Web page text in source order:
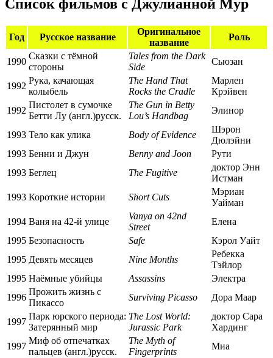
Список фильмов с Джулианной Мур
Год Русское название
Оригинальное
название
Роль
1990
Сказки с тёмной
стороны
Tales from the Dark
Side
Сьюзан
1992
Рука, качающая
колыбель
The Hand That
Rocks the Cradle
Марлен
Крэйвен
1992
Пистолет в сумочке
Бетти Лу (англ.)русск.
The Gun in Betty
Lou’s Handbag
Элинор
1993 Тело как улика Body of Evidence
Шэрон
Дюлэйни
1993 Бенни и Джун Benny and Joon
Рути
1993 Беглец The Fugitive
доктор Энн
Истман
1993 Короткие истории Short Cuts
Мэриан
Уайман
1994 Ваня на 42-й улице
Vanya on 42nd
Street
Елена
1995 Безопасность Safe
Кэрол Уайт
1995 Девять месяцев Nine Months
Ребекка
Тэйлор
1995 Наёмные убийцы Assassins
Электра
1996
Прожить жизнь с
Пикассо
Surviving Picasso Дора Маар
1997
Парк юрского периода:
Затерянный мир
The Lost World:
Jurassic Park
доктор Сара
Хардинг
1997
Миф об отпечатках
пальцев (англ.)русск.
The Myth of
Fingerprints
Миа